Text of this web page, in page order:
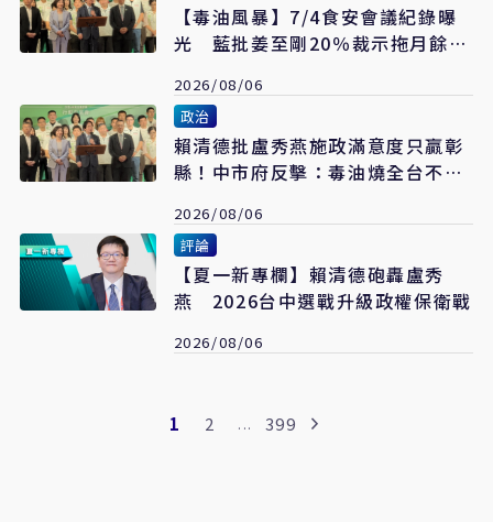
【毒油風暴】7/4食安會議紀錄曝
光 藍批姜至剛20％裁示拖月餘才
2026/08/06
政治
賴清德批盧秀燕施政滿意度只贏彰
縣！中市府反擊：毒油燒全台不救
2026/08/06
評論
【夏一新專欄】賴清德砲轟盧秀
燕 2026台中選戰升級政權保衛戰
2026/08/06
1 2 ... 399